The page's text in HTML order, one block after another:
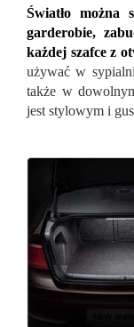
Światło można
garderobie,
każdej szafce z
używać w
także w
jest stylowym i